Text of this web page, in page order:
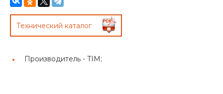
Технический каталог
Производитель - TIM;